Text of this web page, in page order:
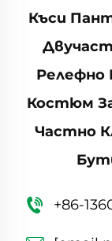
Къси
Костюм
Частно
+86-